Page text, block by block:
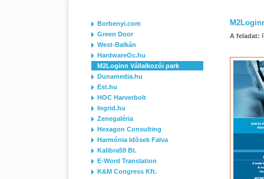
Borbenyi.com
Green Door
West-Balkán
HardwareOc.hu
M2Loginn Vállalkozói park
Dunamedia.hu
Est.hu
HOC Harverbolt
Ingrid.hu
Zenegaléria
Hexagon Consulting
Harmónia Idõsek Falva
Kalibra59 Bt.
E-Word Translation
K&M Congress Kft.
A feladat: